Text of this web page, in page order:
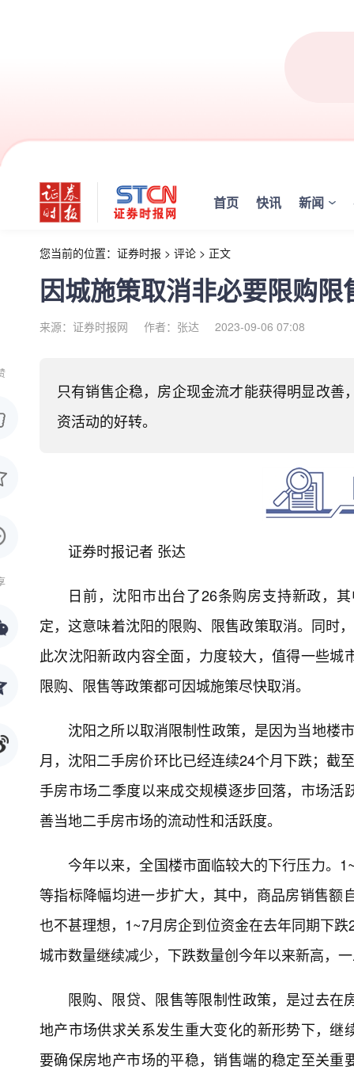
首页 快讯 新闻
您当前的位置： 证券时报 > 评论 > 正文
因城施策取消非必要限购
来源：证券时报网 作者：张达 2023-09-06 07:08
只有销售企稳，房企现金流才能获得明显改
资活动的好转。
证券时报记者 张达
日前，沈阳市出台了26条购房支持新政，
定，这意味着沈阳的限购、限售政策取消。同时
此次沈阳新政内容全面，力度较大，值得一些
限购、限售等政策都可因城施策尽快取消。
沈阳之所以取消限制性政策，是因为当地楼
月，沈阳二手房价环比已经连续24个月下跌；截
手房市场二季度以来成交规模逐步回落，市场
善当地二手房市场的流动性和活跃度。
今年以来，全国楼市面临较大的下行压力。
等指标降幅均进一步扩大，其中，商品房销售
也不甚理想，1~7月房企到位资金在去年同期下
城市数量继续减少，下跌数量创今年以来新高，
限购、限贷、限售等限制性政策，是过去
地产市场供求关系发生重大变化的新形势下，
要确保房地产市场的平稳，销售端的稳定至关